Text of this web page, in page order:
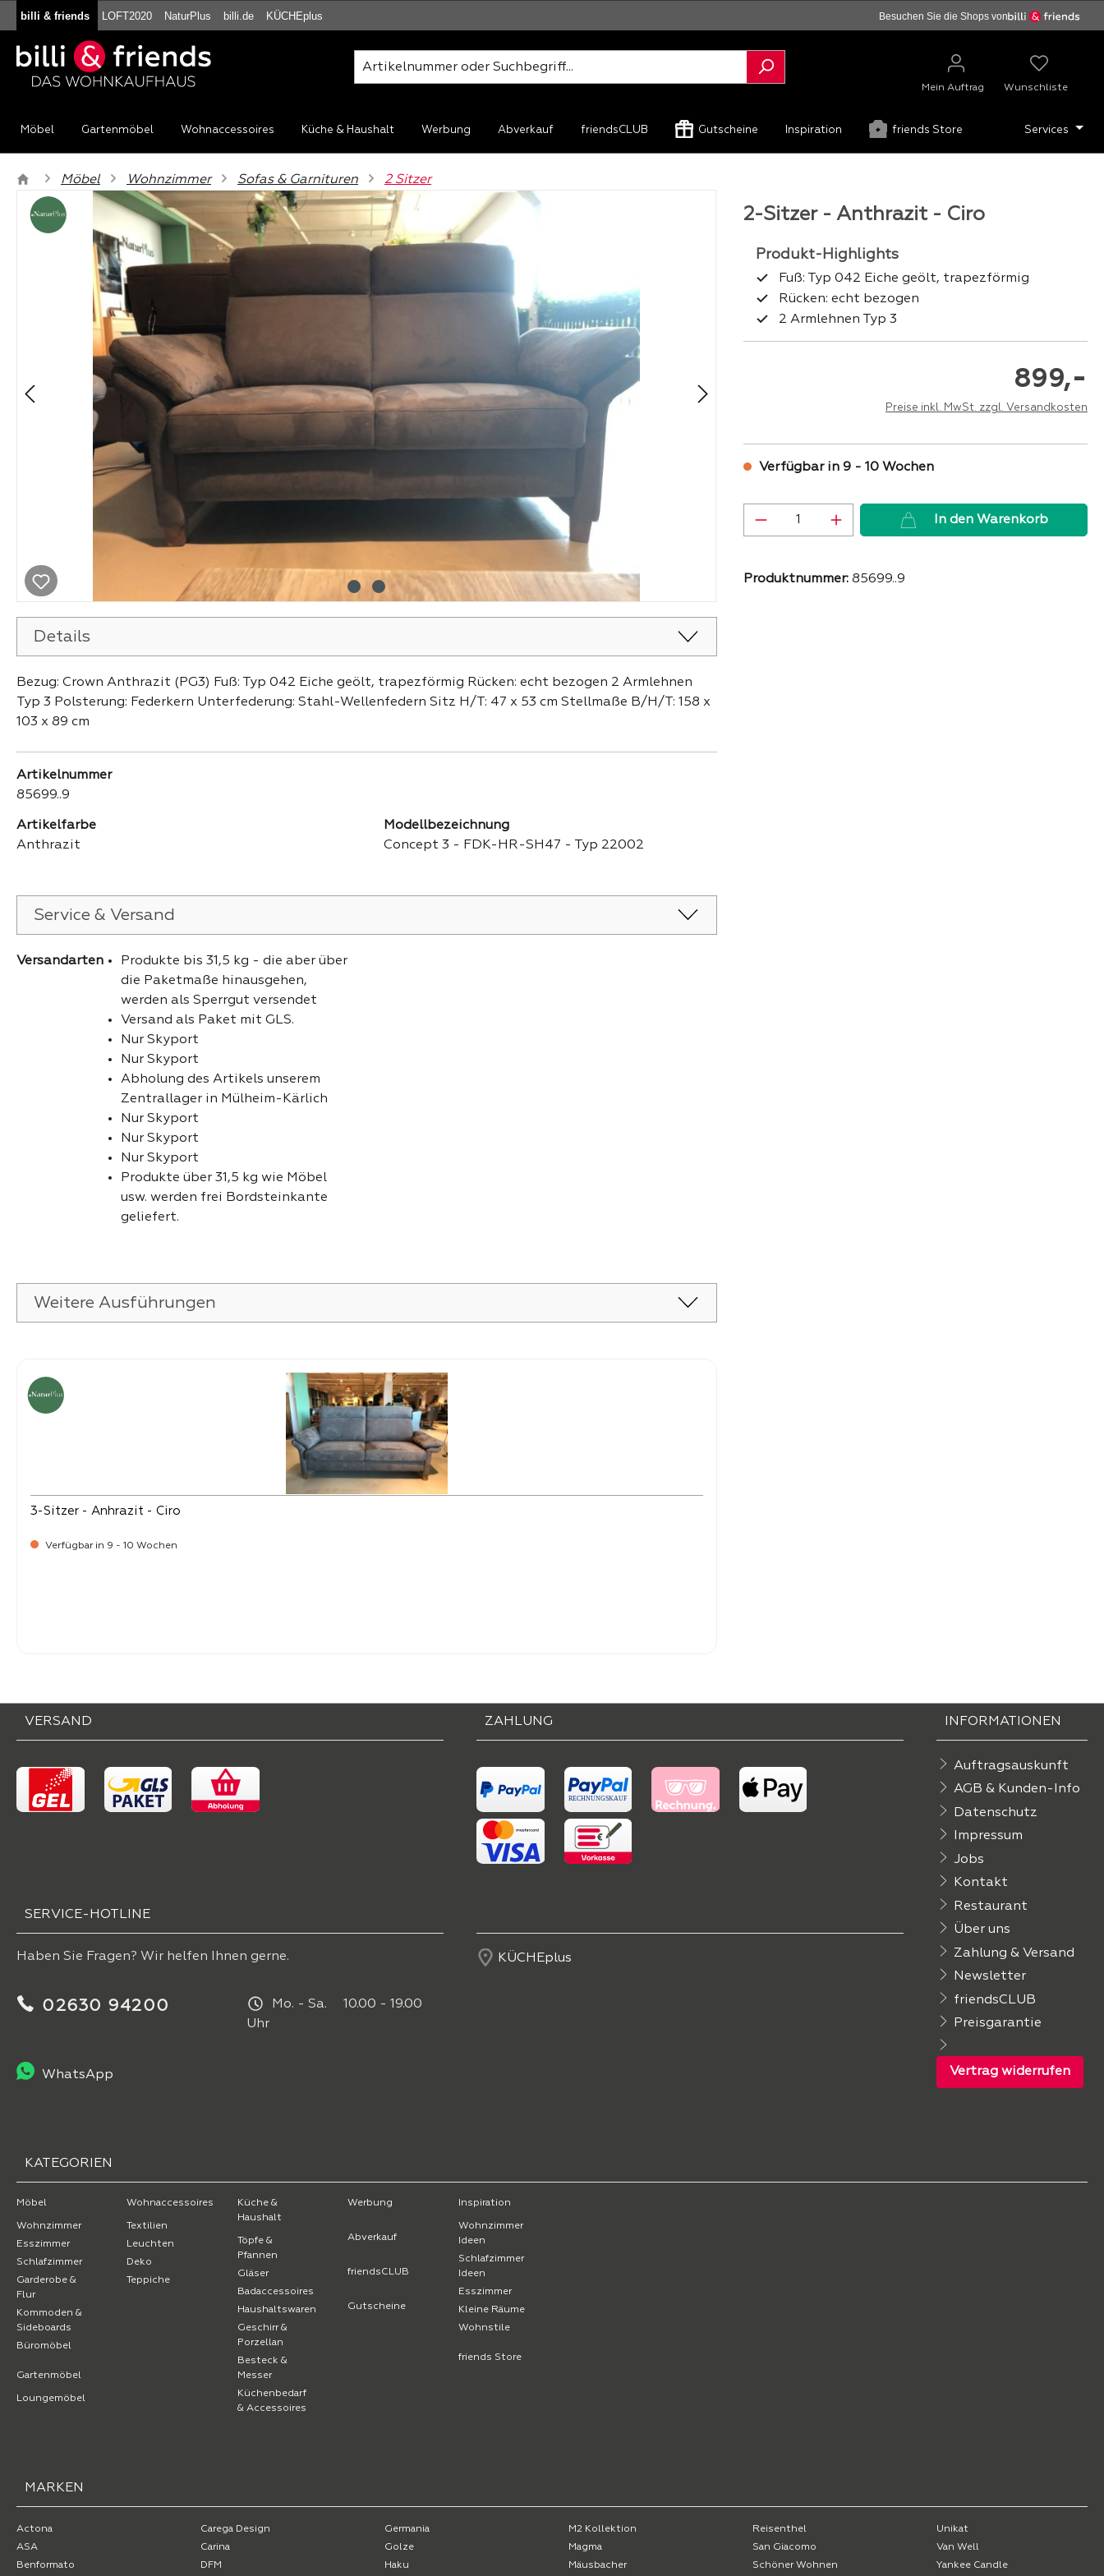
Hauptinhalt springen
Zur Suche springen
Zur Hauptnavigation springen
billi & friends LOFT2020 NaturPlus billi.de KÜCHEplus Besuchen Sie die Shops von
Mein Auftrag Wunschliste
Möbel Gartenmöbel Wohnaccessoires Küche & Haushalt Werbung Abverkauf friendsCLUB Gutscheine Inspiration friends Store Services
Möbel Wohnzimmer Sofas & Garnituren
2 Sitzer
Bildergalerie überspringen
2-Sitzer - Anthrazit - Ciro
Fuß: Typ 042 Eiche geölt, trapezförmig
Rücken: echt bezogen
2 Armlehnen Typ 3
899,-
Preise inkl. MwSt. zzgl. Versandkosten
Verfügbar in 9 - 10 Wochen
Produkt Anzahl: Gib denIn den Warenkorb
Produktnummer: 85699..9
Details
Bezug: Crown Anthrazit (PG3) Fuß: Typ 042 Eiche geölt, trapezförmig Rücken: echt bezogen 2 Armlehnen
Typ 3 Polsterung: Federkern Unterfederung: Stahl-Wellenfedern Sitz H/T: 47 x 53 cm Stellmaße B/H/T: 158 x
103 x 89 cm
Artikelnummer
85699..9
Artikelfarbe
Anthrazit
Modellbezeichnung
Concept 3 - FDK-HR-SH47 - Typ 22002
Service & Versand
Versandarten
Produkte bis 31,5 kg - die aber über
die Paketmaße hinausgehen,
werden als Sperrgut versendet
Versand als Paket mit GLS.
Nur Skyport
Nur Skyport
Abholung des Artikels unserem
Zentrallager in Mülheim-Kärlich
Nur Skyport
Nur Skyport
Nur Skyport
Produkte über 31,5 kg wie Möbel
usw. werden frei Bordsteinkante
geliefert.
Weitere Ausführungen
3-Sitzer - Anhrazit - Ciro
Verfügbar in 9 - 10 Wochen
VERSAND ZAHLUNG
SERVICE-HOTLINE
Haben Sie Fragen? Wir helfen Ihnen gerne.
02630 94200
Mo. - Sa. 10.00 - 19.00
Uhr
WhatsApp
KÜCHEplus
INFORMATIONEN
Auftragsauskunft
AGB & Kunden-Info
Datenschutz
Impressum
Jobs
Kontakt
Restaurant
Über uns
Zahlung & Versand
Newsletter
friendsCLUB
Preisgarantie
KATEGORIEN
Möbel
Wohnzimmer
Esszimmer
Schlafzimmer
Garderobe &
Flur
Kommoden &
Sideboards
Büromöbel
Gartenmöbel
Loungemöbel
Wohnaccessoires
Textilien
Leuchten
Deko
Teppiche
Küche &
Haushalt
Töpfe &
Pfannen
Gläser
Badaccessoires
Haushaltswaren
Geschirr &
Porzellan
Besteck &
Messer
Küchenbedarf
& Accessoires
Werbung
Abverkauf
friendsCLUB
Gutscheine
Inspiration
Wohnzimmer
Ideen
Schlafzimmer
Ideen
Esszimmer
Kleine Räume
Wohnstile
friends Store
MARKEN
Actona
ASA
Benformato
Carega Design
Carina
DFM
Germania
Golze
Haku
M2 Kollektion
Magma
Mäusbacher
Reisenthel
San Giacomo
Schöner Wohnen
Unikat
Van Well
Yankee Candle